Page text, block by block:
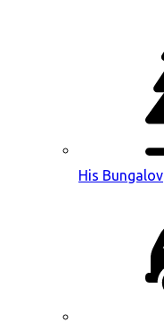
His Bungalov